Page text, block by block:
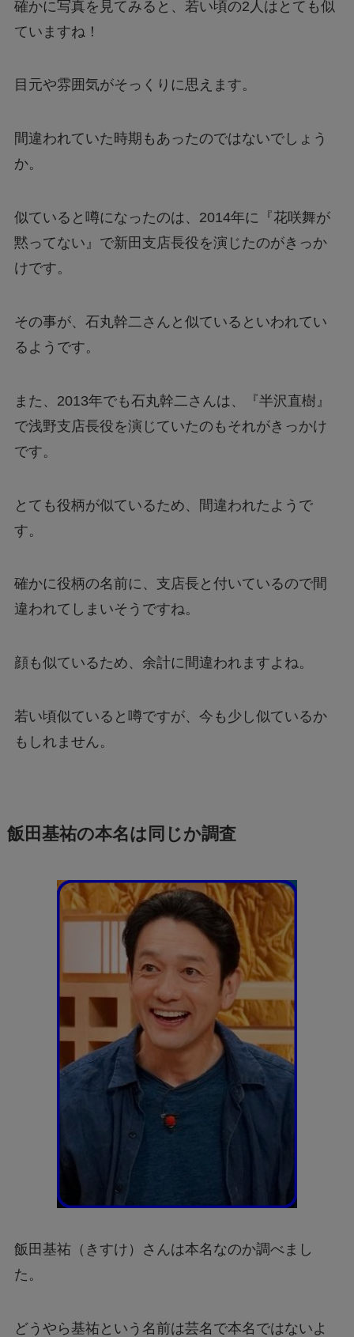
確かに写真を見てみると、若い頃の2人はとても似
ていますね！
目元や雰囲気がそっくりに思えます。
間違われていた時期もあったのではないでしょう
か。
似ていると噂になったのは、2014年に『花咲舞が
黙ってない』で新田支店長役を演じたのがきっか
けです。
その事が、石丸幹二さんと似ているといわれてい
るようです。
また、2013年でも石丸幹二さんは、『半沢直樹』
で浅野支店長役を演じていたのもそれがきっかけ
です。
とても役柄が似ているため、間違われたようで
す。
確かに役柄の名前に、支店長と付いているので間
違われてしまいそうですね。
顔も似ているため、余計に間違われますよね。
若い頃似ていると噂ですが、今も少し似ているか
もしれません。
飯田基祐の本名は同じか調査
飯田基祐（きすけ）さんは本名なのか調べまし
た。
どうやら基祐という名前は芸名で本名ではないよ